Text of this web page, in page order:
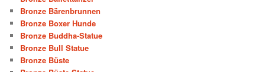
Bronze Bärenbrunnen
Bronze Boxer Hunde
Bronze Buddha-Statue
Bronze Bull Statue
Bronze Büste